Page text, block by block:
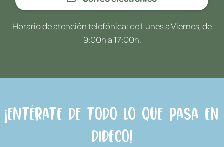
Horario de atención telefónica: de Lunes a Viernes, de
9:00h a 17:00h.
¡Entérate de todo lo que pasa en
Dideco!